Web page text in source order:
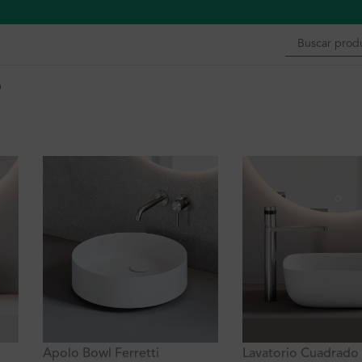
Apolo Bowl Ferretti
Lavatorio Cuadrado